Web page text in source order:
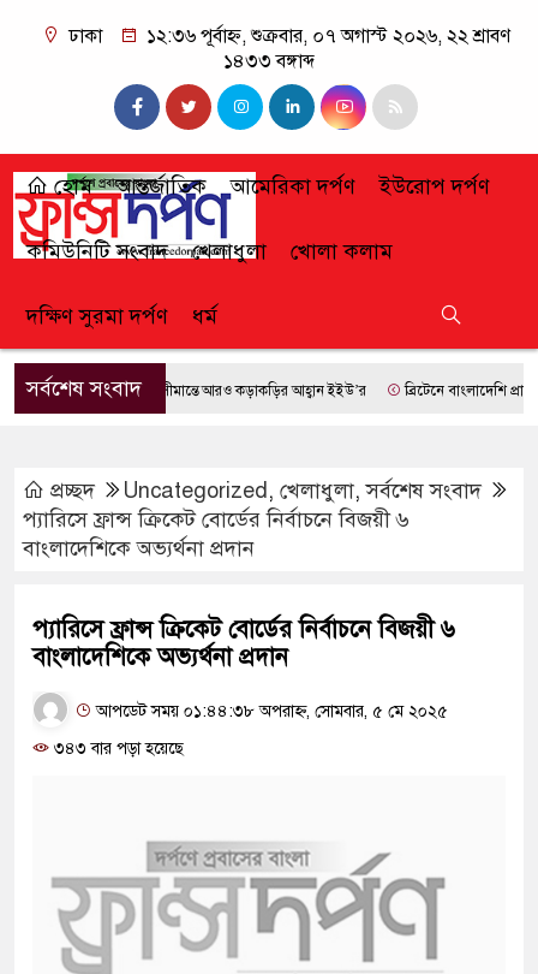
ঢাকা
১২:৩৬ পূর্বাহ্ন, শুক্রবার, ০৭ অগাস্ট ২০২৬, ২২ শ্রাবণ
১৪৩৩ বঙ্গাব্দ
হোম আন্তর্জাতিক আমেরিকা দর্পণ ইউরোপ দর্পণ
কমিউনিটি সংবাদ খেলাধুলা খোলা কলাম
দক্ষিণ সুরমা দর্পণ ধর্ম
সর্বশেষ সংবাদসীমান্তে আরও কড়াকড়ির আহ্বান ইইউ’র ব্রিটেনে বাংলাদেশি প্রায় ৭
প্রচ্ছদ Uncategorized, খেলাধুলা,সর্বশেষ সংবাদ
প্যারিসে ফ্রান্স ক্রিকেট বোর্ডের নির্বাচনে বিজয়ী ৬
বাংলাদেশিকে অভ্যর্থনা প্রদান
প্যারিসে ফ্রান্স ক্রিকেট বোর্ডের নির্বাচনে বিজয়ী ৬
বাংলাদেশিকে অভ্যর্থনা প্রদান
আপডেট সময় ০১:৪৪:৩৮ অপরাহ্ন, সোমবার, ৫ মে ২০২৫
৩৪৩ বার পড়া হয়েছে